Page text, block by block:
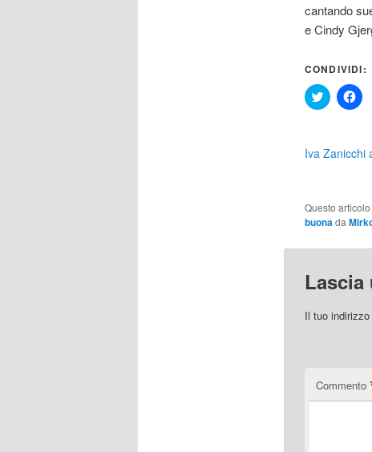
cantando
e Cindy
CONDIVIDI:
Click
to
(Si
apre
Fai
clic
(Si
Iva Zanicchi
Questo
buonada
Lascia
Il tuo
Commento